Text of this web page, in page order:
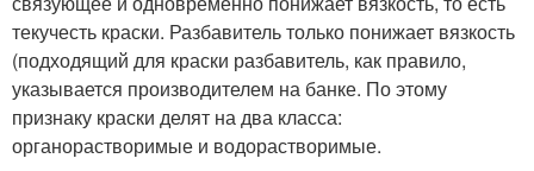
текучесть краски. Разбавитель только понижает вязкость
(подходящий для краски разбавитель, как правило,
указывается производителем на банке. По этому
признаку краски делят на два класса:
органорастворимые и водорастворимые.